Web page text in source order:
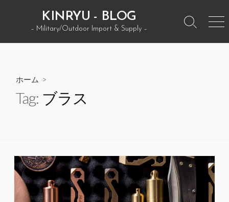
ン
KINRYU - BLOG
– Military/Outdoor Import & Supply –
検
メ
ホーム >
Tag: ブラス